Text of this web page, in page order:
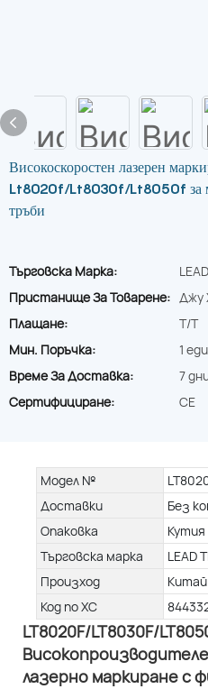
Високоскоростен лазерен
Lt8020f/Lt8030f/Lt8050f за
тръби
Търговска Марка:
Пристанище За Товарене: Джу
Плащане:
T/T
Мин. Поръчка:
1
Време За Доставка:
7
Сертифициране:
CE
Модел №
Доставки
Без
Опаковка
Кутия
Търговска марка
LEAD
Произход
Китай
Код по ХС
LT8020F/LT8030F/
лазерно маркиране с